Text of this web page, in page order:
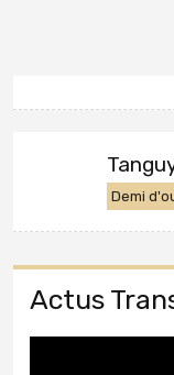
Demi
Actus